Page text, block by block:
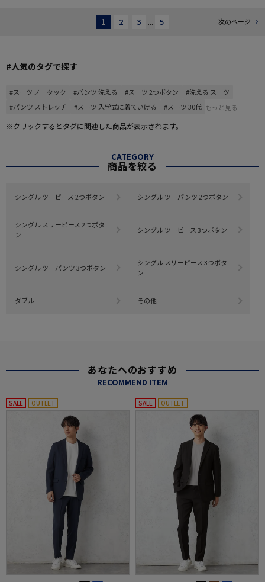
1 2 3 ... 5 次のページ
#人気のタグで探す
#スーツ ノータック #パンツ 洗える #スーツ 2つボタン
#洗える スーツ
#パンツ ストレッチ
#スーツ 入学式に着ていける #スーツ 30代 もっと見る
※クリックするとタグに関連した商品が表示されます。
CATEGORY
商品を絞る
シングル ツーピース 2つボタン シングル ツーパンツ 2つボタン
シングル スリーピース 2つボタ
ン
シングル ツーピース 3つボタン
シングル ツーパンツ 3つボタン
シングル スリーピース 3つボタ
ン
ダブル その他
あなたへのおすすめ
RECOMMEND ITEM
SALE OUTLET SALE OUTLET